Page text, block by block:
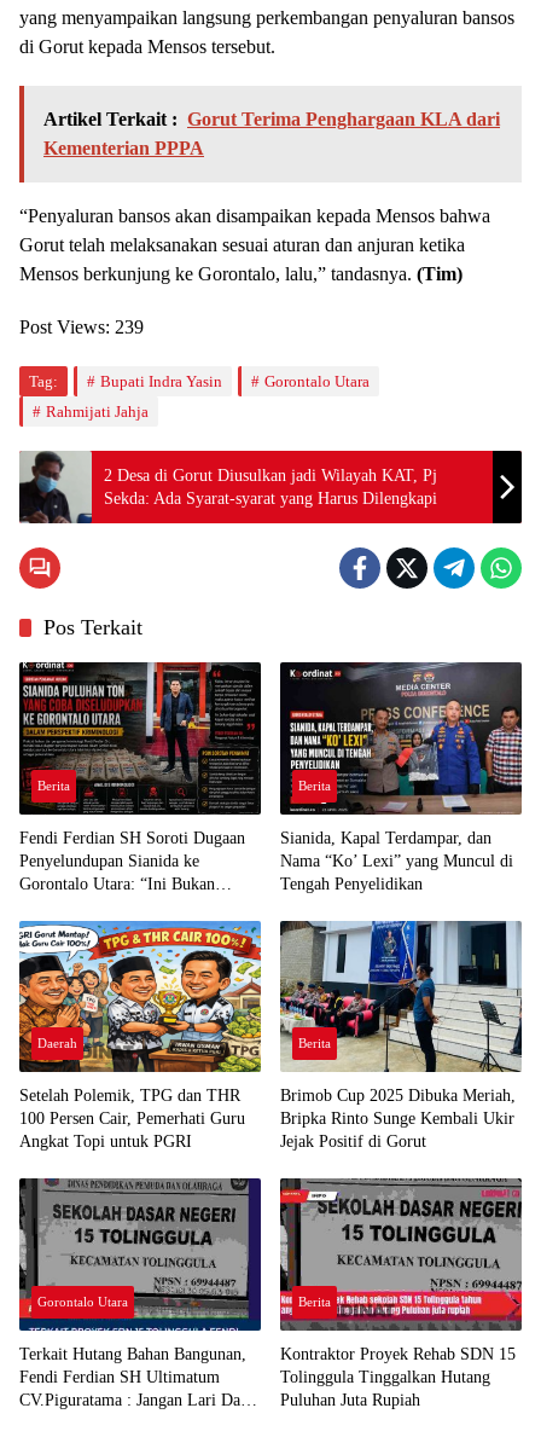
yang menyampaikan langsung perkembangan penyaluran bansos
di Gorut kepada Mensos tersebut.
Artikel Terkait : Gorut Terima Penghargaan KLA dari
Kementerian PPPA
“Penyaluran bansos akan disampaikan kepada Mensos bahwa
Gorut telah melaksanakan sesuai aturan dan anjuran ketika
Mensos berkunjung ke Gorontalo, lalu,” tandasnya. (Tim)
Post Views: 239
Tag: Bupati Indra Yasin
Gorontalo Utara
Rahmijati Jahja
2 Desa di Gorut Diusulkan jadi Wilayah KAT, Pj
Sekda: Ada Syarat-syarat yang Harus Dilengkapi
Pos Terkait
Berita
Fendi Ferdian SH Soroti Dugaan
Penyelundupan Sianida ke
Gorontalo Utara: “Ini Bukan
Berita
Sianida, Kapal Terdampar, dan
Nama “Ko’ Lexi” yang Muncul di
Tengah Penyelidikan
Daerah
Setelah Polemik, TPG dan THR
100 Persen Cair, Pemerhati Guru
Angkat Topi untuk PGRI
Berita
Brimob Cup 2025 Dibuka Meriah,
Bripka Rinto Sunge Kembali Ukir
Jejak Positif di Gorut
Gorontalo Utara
Terkait Hutang Bahan Bangunan,
Fendi Ferdian SH Ultimatum
CV.Piguratama : Jangan Lari Dari
Berita
Kontraktor Proyek Rehab SDN 15
Tolinggula Tinggalkan Hutang
Puluhan Juta Rupiah